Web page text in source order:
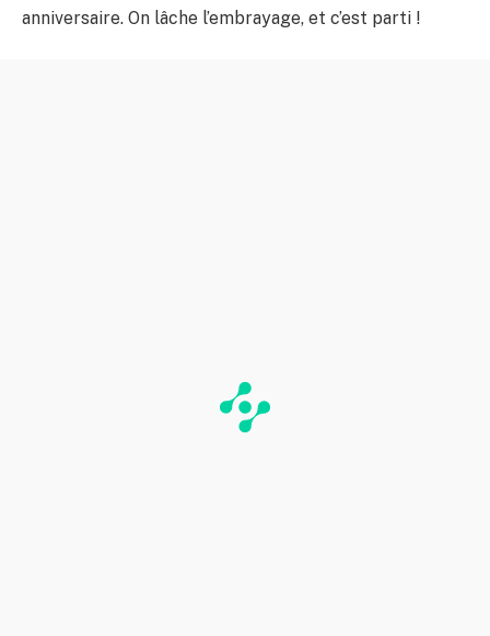
anniversaire. On lâche l’embrayage, et c’est parti !